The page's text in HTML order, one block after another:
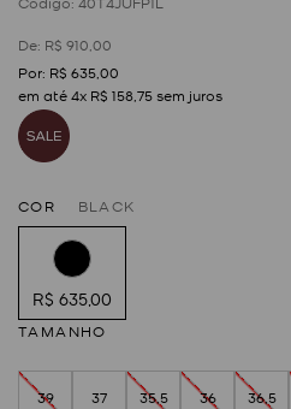
R$ 910 00
R$ 63500
em até4x R$ 15875sem juros
COR BLACK
R$ 635,00
TAMANHO
39 37 35,5 36 36,5